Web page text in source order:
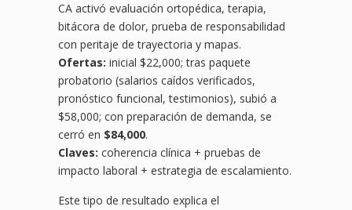
CA activó evaluación ortopédica, terapia,
bitácora de dolor, prueba de responsabilidad
con peritaje de trayectoria y mapas.
Ofertas: inicial $22,000; tras paquete
probatorio (salarios caídos verificados,
pronóstico funcional, testimonios), subió a
$58,000; con preparación de demanda, se
cerró en $84,000.
Claves: coherencia clínica + pruebas de
impacto laboral + estrategia de escalamiento.
Este tipo de resultado explica el